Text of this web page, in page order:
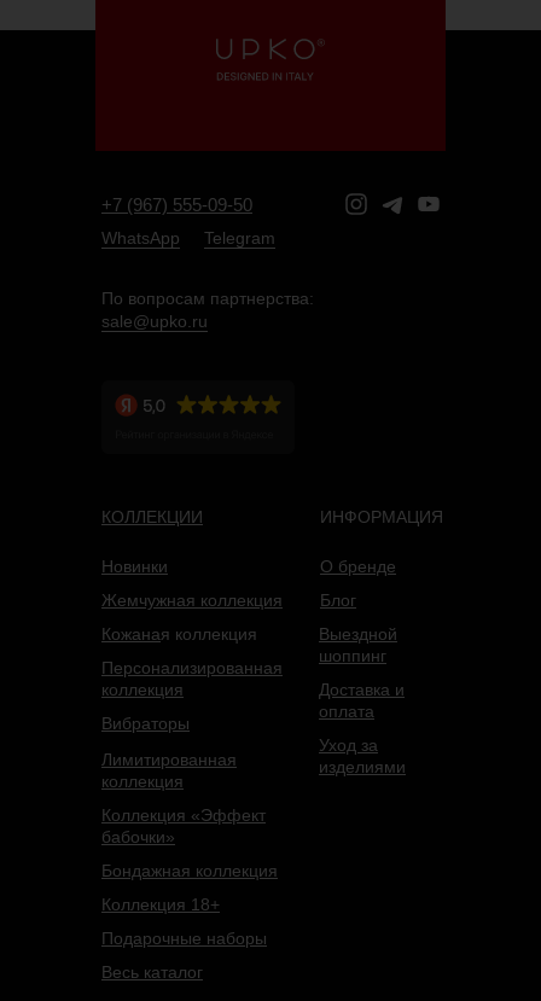
+7 (967) 555-09-50
КОЛЛЕКЦИИ ИНФОРМАЦИЯ
Новинки
Подарочные наборы
Жемчужная коллекция
Кожаная коллекция
Персонализированная
коллекция
Лимитированная
коллекция
Коллекция 18+
Весь каталог
О бренде
Блог
Уход за
изделиями
Коллекция «Эффект
бабочки»
Бондажная коллекция
Выездной
шоппинг
Доставка и
оплата
По вопросам партнерства:
sale@upko.ru
WhatsApp Telegram
Вибраторы